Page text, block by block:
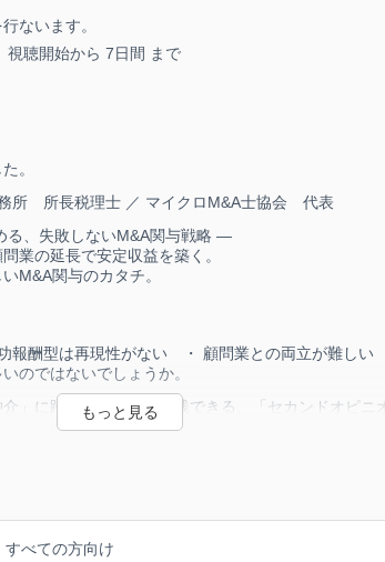
ないます。
視聴開始から 7日間 まで
。
所 所長税理士 ／ マイクロM&A士協会 代表
、失敗しないM&A関与戦略 ―
業の延長で安定収益を築く。
M&A関与のカタチ。
報酬型は再現性がない ・ 顧問業との両立が難しい
のではないでしょうか。
」に踏み込まずとも実践できる、「セカンドオピニ
高単価×継続収益型”のM&A支援モデルを、実務ベース
具体的な進め方をお伝えします。
関与」は避けたい税理士の方に、ぜひご参加いただ
すべての方向け